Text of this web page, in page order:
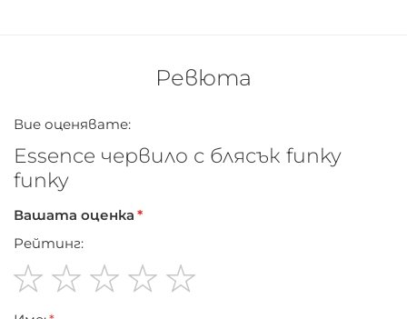
Ревюта
Вие оценявате:
Essence червило с блясък funky
funky
Вашата оценка
Рейтинг: